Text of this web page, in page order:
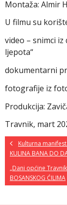
Montaža: Almir
U filmu su
video – snimci
ljepota“
dokumentarni
fotografije iz
Produkcija:
Travnik, mart
Kulturna
KULINA BANA DO
„Dani općine
BOSANSKOG ĆILIMA